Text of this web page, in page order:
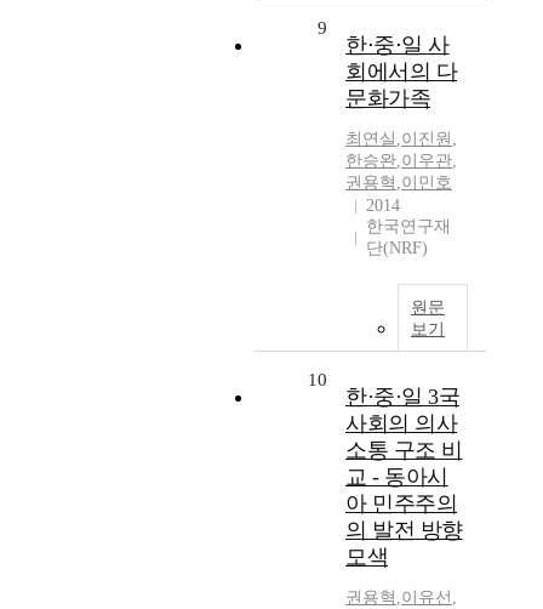
9
한⋅중⋅일 사
회에서의 다
문화가족
최연실 ,이진원 ,
한승완,이우관,
권용혁 ,이민호
2014
한국연구재
단(NRF)
원문
보기
10
한·중·일 3국
사회의 의사
소통 구조 비
교 - 동아시
아 민주주의
의 발전 방향
모색
권용혁 ,이유선 ,